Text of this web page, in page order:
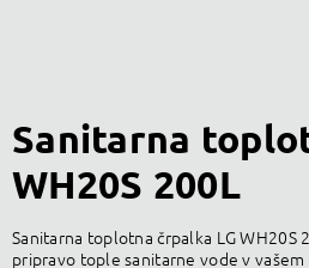
Sanitarna
WH20S 200L
Sanitarna toplotna črpalka LG
pripravo tople sanitarne vode v